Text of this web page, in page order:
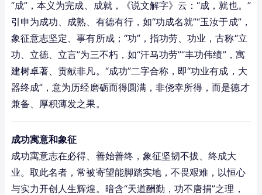
“成”，本义为完成、成就，《说文解字》云：“成，就也。”
引申为成功、成熟、有德有行，如“功成名就”“玉汝于成”，
象征意志坚定、事有所成；“功”，指功劳、功业，古称“立
功、立德、立言”为三不朽，如“汗马功劳”“丰功伟绩”，寓
建树卓著、贡献非凡。“成功”二字合称，即“功业有成，大
器终成”，意为历经磨砺而得圆满，非侥幸所得，而是德才
兼备、厚积薄发之果。
成功寓意和象征
成功寓意志在必得、善始善终，象征坚韧不拔、终成大
业。取此名者，常被寄望能脚踏实地，不畏艰难，以恒心
与实力开创人生辉煌。暗含“天道酬勤，功不唐捐”之理，